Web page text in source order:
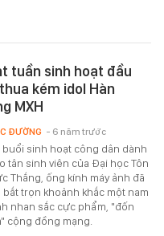
tuần sinh hoạt đầu
kém idol Hàn
MXH
buổi sinh hoạt công dân dành
tân sinh viên của Đại học Tôn
Thắng, ống kính máy ảnh đã
bắt trọn khoảnh khắc một nam
nhan sắc cực phẩm, "đốn
cộng đồng mạng.
ĐƯỜNG - 6 năm trước